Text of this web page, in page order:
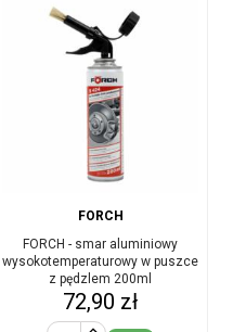
FORCH
FORCH - smar aluminiowy
wysokotemperaturowy w puszce
z pędzlem 200ml
Cena
72,90 zł